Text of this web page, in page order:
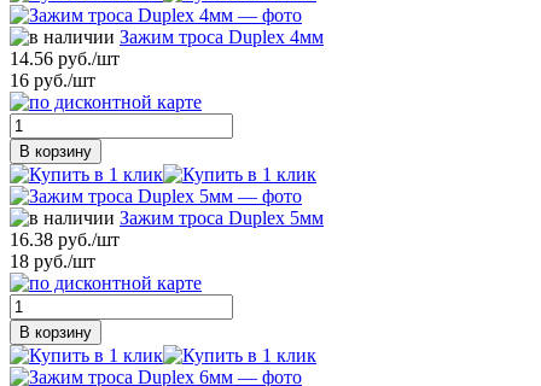
Зажим троса Duplex 4мм
14.56 руб./шт
16 руб./шт
В корзину
Зажим троса Duplex 5мм
16.38 руб./шт
18 руб./шт
В корзину